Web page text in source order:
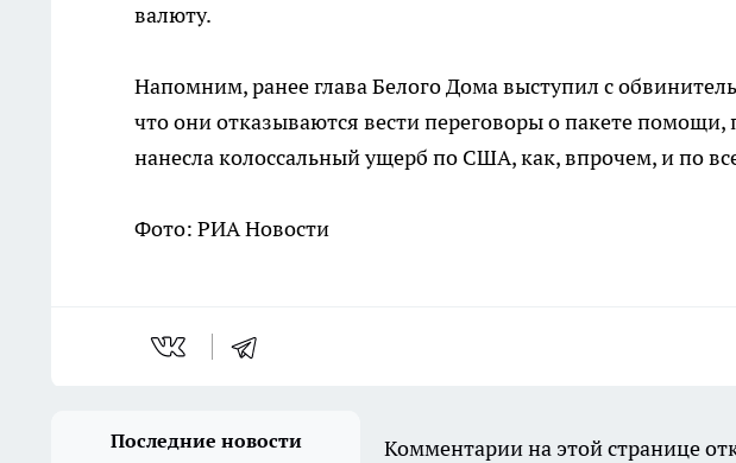
валюту.
Напомним, ранее глава Белого Дома выступил с
что они отказываются вести переговоры о пакете
нанесла колоссальный ущерб по США, как, впрочем, и по
Фото: РИА Новости
Последние новости Комментарии на этой странице